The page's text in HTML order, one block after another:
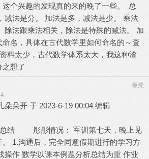
这个兴趣的发现真的来的晚了一些。 总
减法是分。 加法是多，减法是少。 乘法
除法跟乘法相关，除法是特殊的减法。 加
名，具体在古代数学里如何命名的～查
料太少，古代数学体系太大，我这种渣
之想了
板凳
朵朵开 于 2023-6-19 00:04 编辑
总结 彤彤情况： 军训第七天，晚上见
1.沟通后，完全同意假期进行的学习方
操作 数学以课本例题分析总结为重 作业